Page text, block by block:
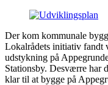
Der kom kommunale
Lokalrådets initiativ fandt
udstykning på
Stationsby. Desværre har
klar til at bygge på